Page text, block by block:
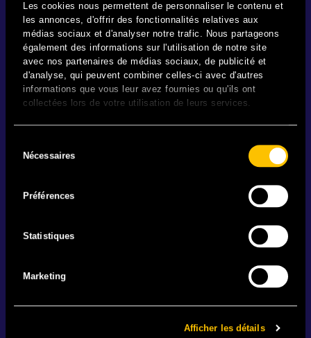
Les cookies nous permettent de personnaliser le contenu et
les annonces, d'offrir des fonctionnalités relatives aux
médias sociaux et d'analyser notre trafic. Nous partageons
également des informations sur l'utilisation de notre site
avec nos partenaires de médias sociaux, de publicité et
d'analyse, qui peuvent combiner celles-ci avec d'autres
informations que vous leur avez fournies ou qu'ils ont
collectées lors de votre utilisation de leurs services.
duNécessaires
Préférences
Statistiques
Marketing
Afficher les détails
IL EST BEAU MON MAILLOT
EN SAVOIR +